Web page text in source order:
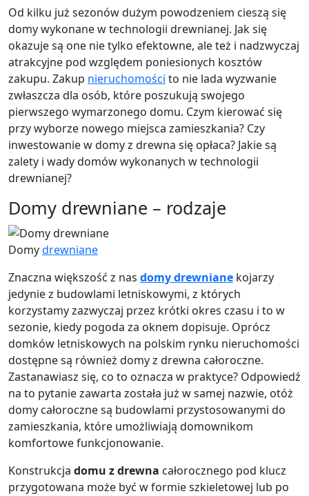
Od kilku już sezonów dużym powodzeniem cieszą się
domy wykonane w technologii drewnianej. Jak się
okazuje są one nie tylko efektowne, ale też i nadzwyczaj
atrakcyjne pod względem poniesionych kosztów
zakupu. Zakup nieruchomości to nie lada wyzwanie
zwłaszcza dla osób, które poszukują swojego
pierwszego wymarzonego domu. Czym kierować się
przy wyborze nowego miejsca zamieszkania? Czy
inwestowanie w domy z drewna się opłaca? Jakie są
zalety i wady domów wykonanych w technologii
drewnianej?
Domy drewniane – rodzaje
Domydrewniane
Znaczna większość z nas domy drewniane kojarzy
jedynie z budowlami letniskowymi, z których
korzystamy zazwyczaj przez krótki okres czasu i to w
sezonie, kiedy pogoda za oknem dopisuje. Oprócz
domków letniskowych na polskim rynku nieruchomości
dostępne są również domy z drewna całoroczne.
Zastanawiasz się, co to oznacza w praktyce? Odpowiedź
na to pytanie zawarta została już w samej nazwie, otóż
domy całoroczne są budowlami przystosowanymi do
zamieszkania, które umożliwiają domownikom
komfortowe funkcjonowanie.
Konstrukcja domu z drewna całorocznego pod klucz
przygotowana może być w formie szkieletowej lub po